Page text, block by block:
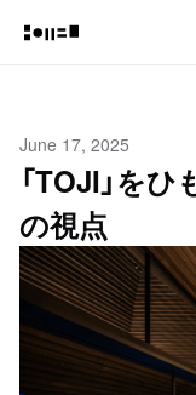
June 17, 2025
「TOJI」を
の視点